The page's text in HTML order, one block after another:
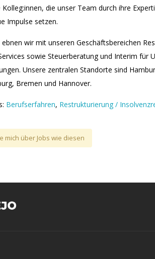
die unser Team durch ihre
Impulse setzen.
ebnen wir mit unseren Geschäftsbereichen
sowie Steuerberatung und Interim für
Unsere zentralen Standorte sind
Bremen und Hannover.
Berufserfahren, Restrukturierung /
mich über Jobs wie diesen